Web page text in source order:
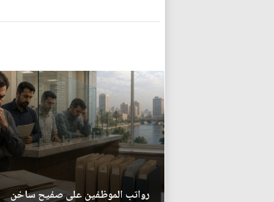
رواتب الموظفين على صفيح ساخن